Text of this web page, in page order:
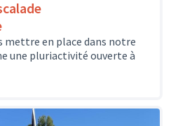
mettre en place dans notre
une pluriactivité ouverte à